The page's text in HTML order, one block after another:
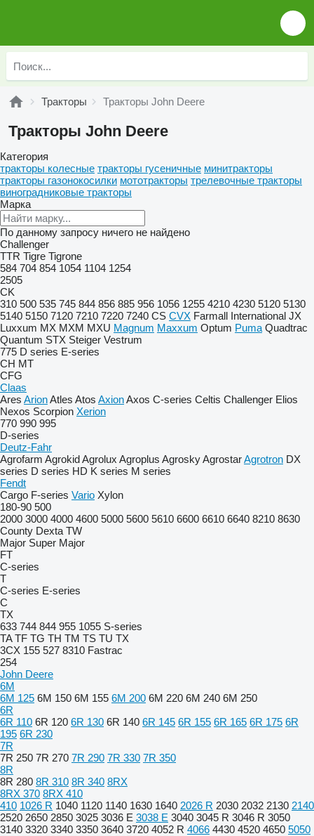
Тракторы Тракторы John Deere
Тракторы John Deere
Категория
тракторы колесные тракторы гусеничные минитракторы
тракторы газонокосилки мототракторы трелевочные тракторы
виноградниковые тракторы
Марка
По данному запросу ничего не найдено
Challenger
TTR Tigre Tigrone
584 704 854 1054 1104 1254
2505
CK
310 500 535 745 844 856 885 956 1056 1255 4210 4230 5120 5130
5140 5150 7120 7210 7220 7240 CS CVX Farmall International JX
Luxxum MX MXM MXU Magnum Maxxum Optum Puma Quadtrac
Quantum STX Steiger Vestrum
775 D series E-series
CH MT
CFG
Claas
Ares ArionAtles Atos AxionAxos C-series Celtis Challenger Elios
Nexos Scorpion Xerion
770 990 995
D-series
Deutz-Fahr
Agrofarm AgrokidAgrolux Agroplus AgroskyAgrostarAgrotron DX
series D series HD K series M series
Fendt
Cargo F-series Vario Xylon
180-90 500
2000 3000 4000 4600 5000 5600 5610 6600 6610 6640 8210 8630
County Dexta TW
Major Super Major
FT
C-series
T
C-series E-series
C
TX
633 744 844 955 1055 S-series
TA TF TG TH TM TS TU TX
3CX 155 527 8310 Fastrac
254
John Deere
6M
6M 125 6M 150 6M 155 6M 200 6M 220 6M 240 6M 250
6R
6R 110 6R 120 6R 130 6R 140 6R 145 6R 155 6R 165 6R 175 6R
195 6R 230
7R
7R 250 7R 270 7R 290 7R 330 7R 350
8R
8R 280 8R 310 8R 340 8RX
8RX 370 8RX 410
410 1026 R 1040 1120 1140 1630 1640 2026 R 2030 2032 2130 2140
2520 2650 2850 3025 3036 E 3038 E 3040 3045 R 3046 R 3050
3140 3320 3340 3350 3640 3720 4052 R 4066 4430 4520 4650 5050